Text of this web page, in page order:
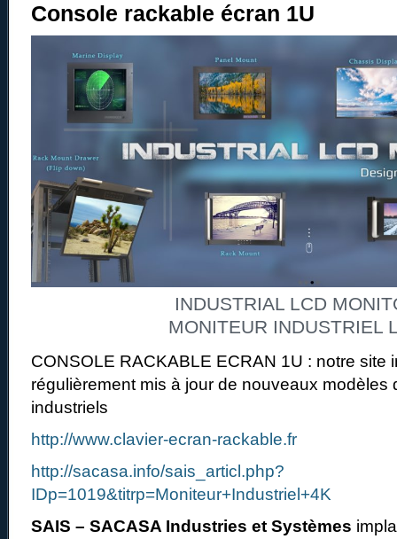
Console rackable écran 1U
INDUSTRIAL LCD
MONITEUR INDUSTRIEL
CONSOLE RACKABLE ECRAN 1U : notre site
régulièrement mis à jour de nouveaux modèles
industriels
http://www.clavier-ecran-rackable.fr
http://sacasa.info/sais_articl.php?
IDp=1019&titrp=Moniteur+Industriel+4K
SAIS – SACASA Industries et Systèmes